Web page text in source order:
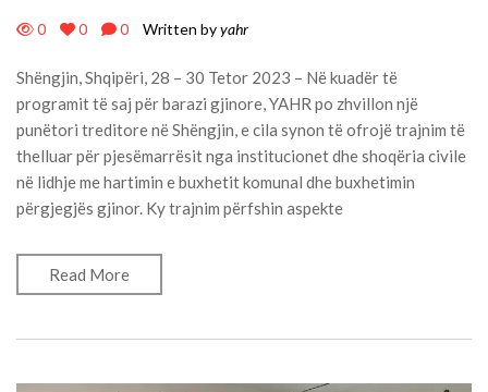
0 0 0 Written byyahr
Shëngjin, Shqipëri, 28 – 30 Tetor 2023 – Në kuadër të
programit të saj për barazi gjinore, YAHR po zhvillon një
punëtori treditore në Shëngjin, e cila synon të ofrojë trajnim të
thelluar për pjesëmarrësit nga institucionet dhe shoqëria civile
në lidhje me hartimin e buxhetit komunal dhe buxhetimin
përgjegjës gjinor. Ky trajnim përfshin aspekte
Read More